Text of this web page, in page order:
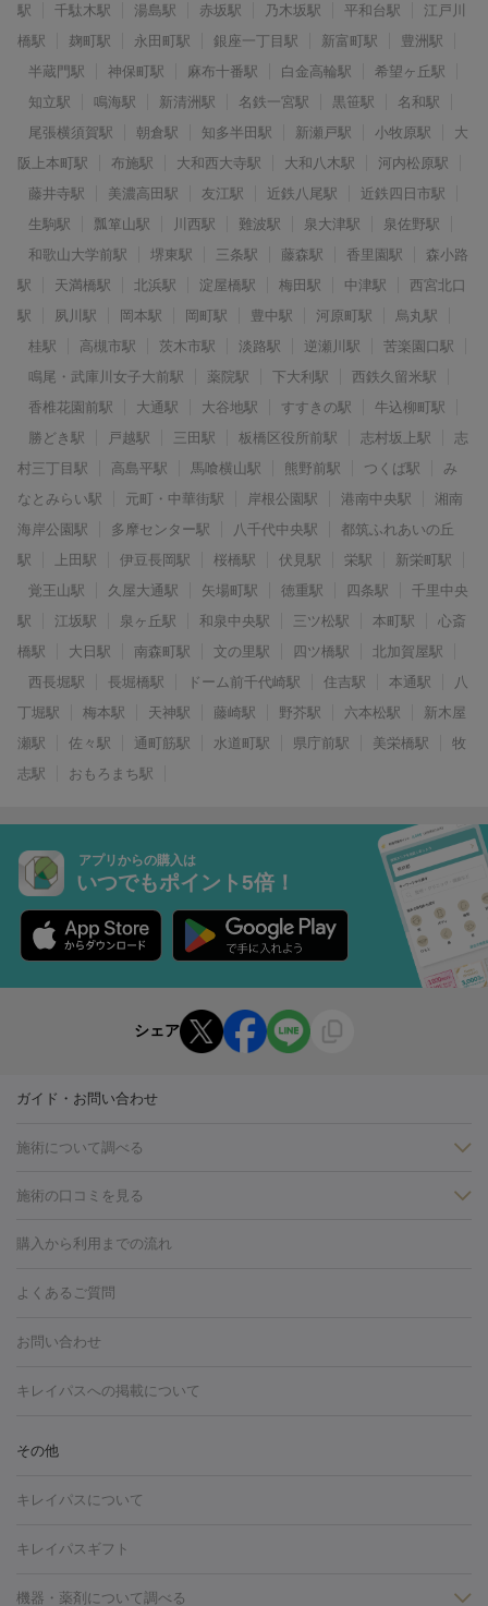
駅
千駄木駅 湯島駅 赤坂駅 乃木坂駅 平和台駅
江戸川
橋駅
麹町駅 永田町駅 銀座一丁目駅 新富町駅
豊洲駅
半蔵門駅
神保町駅 麻布十番駅 白金高輪駅
希望ヶ丘駅
知立駅
鳴海駅 新清洲駅 名鉄一宮駅 黒笹駅
名和駅
尾張横須賀駅
朝倉駅 知多半田駅 新瀬戸駅 小牧原駅
大
阪上本町駅
布施駅 大和西大寺駅 大和八木駅
河内松原駅
藤井寺駅
美濃高田駅 友江駅 近鉄八尾駅
近鉄四日市駅
生駒駅
瓢箪山駅 川西駅 難波駅 泉大津駅
泉佐野駅
和歌山大学前駅
堺東駅 三条駅 藤森駅 香里園駅
森小路
駅
天満橋駅 北浜駅 淀屋橋駅 梅田駅 中津駅
西宮北口
駅
夙川駅 岡本駅 岡町駅 豊中駅 河原町駅
烏丸駅
桂駅
高槻市駅 茨木市駅 淡路駅 逆瀬川駅
苦楽園口駅
鳴尾・武庫川女子大前駅
薬院駅 下大利駅
西鉄久留米駅
香椎花園前駅
大通駅 大谷地駅 すすきの駅
牛込柳町駅
勝どき駅
戸越駅 三田駅 板橋区役所前駅 志村坂上駅
志
村三丁目駅
高島平駅 馬喰横山駅 熊野前駅 つくば駅
み
なとみらい駅
元町・中華街駅 岸根公園駅 港南中央駅
湘南
海岸公園駅
多摩センター駅 八千代中央駅
都筑ふれあいの丘
駅
上田駅 伊豆長岡駅 桜橋駅 伏見駅 栄駅
新栄町駅
覚王山駅
久屋大通駅 矢場町駅 徳重駅 四条駅
千里中央
駅
江坂駅 泉ヶ丘駅 和泉中央駅 三ツ松駅 本町駅
心斎
橋駅
大日駅 南森町駅 文の里駅 四ツ橋駅
北加賀屋駅
西長堀駅
長堀橋駅 ドーム前千代崎駅 住吉駅 本通駅
八
丁堀駅
梅本駅 天神駅 藤崎駅 野芥駅 六本松駅
新木屋
瀬駅
佐々駅 通町筋駅 水道町駅 県庁前駅 美栄橋駅
牧
志駅
おもろまち駅
アプリからの購入は
いつでもポイント5倍！
シェア
ガイド・お問い合わせ
施術について調べる
美白
グ
フォトシルクプラス
しわ・たるみ
光注射
ン
ハイドラフェイシャル 美
施術の口コミを見る
フォトフェイシャルM22
HIFU（ハイフ）
トーニング
ハイドラフェイシャル
冷却
リ・美肌）
光治療（フォトフェイシャルなど）
（胸）
ほくろ・いぼ切除
購入から利用までの流れ
よくあるご質問
お問い合わせ
キレイパスへの掲載について
その他
キレイパスについて
キレイパスギフト
機器・薬剤について調べる